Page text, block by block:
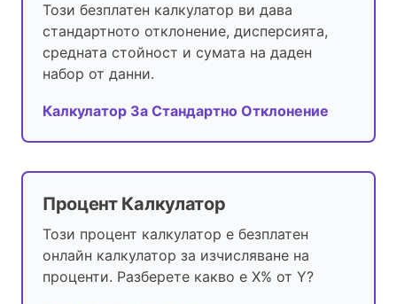
Този безплатен калкулатор ви дава
стандартното отклонение, дисперсията,
средната стойност и сумата на даден
набор от данни.
Калкулатор За Стандартно Отклонение
Процент Калкулатор
Този процент калкулатор е безплатен
онлайн калкулатор за изчисляване на
проценти. Разберете какво е X% от Y?